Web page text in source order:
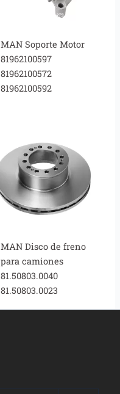
MAN Soporte Motor
81962100597
81962100572
81962100592
MAN Disco de freno
para camiones
81.50803.0040
81.50803.0023